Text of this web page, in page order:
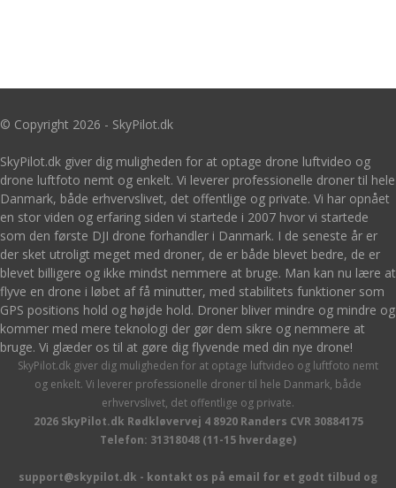
© Copyright 2026 - SkyPilot.dk
SkyPilot.dk giver dig muligheden for at optage drone luftvideo og
drone luftfoto nemt og enkelt. Vi leverer professionelle droner til hele
Danmark, både erhvervslivet, det offentlige og private. Vi har opnået
en stor viden og erfaring siden vi startede i 2007 hvor vi startede
som den første DJI drone forhandler i Danmark. I de seneste år er
der sket utroligt meget med droner, de er både blevet bedre, de er
blevet billigere og ikke mindst nemmere at bruge. Man kan nu lære at
flyve en drone i løbet af få minutter, med stabilitets funktioner som
GPS positions hold og højde hold. Droner bliver mindre og mindre og
kommer med mere teknologi der gør dem sikre og nemmere at
bruge. Vi glæder os til at gøre dig flyvende med din nye drone!
SkyPilot.dk giver dig muligheden for at optage luftvideo og luftfoto nemt
og enkelt. Vi leverer professionelle droner til hele Danmark, både
erhvervslivet, det offentlige og private.
2026 SkyPilot.dk Rødkløvervej 4 8920 Randers CVR 30884175
Telefon: 31318048 (11-15 hverdage)
support@skypilot.dk - kontakt os på email for et godt tilbud og